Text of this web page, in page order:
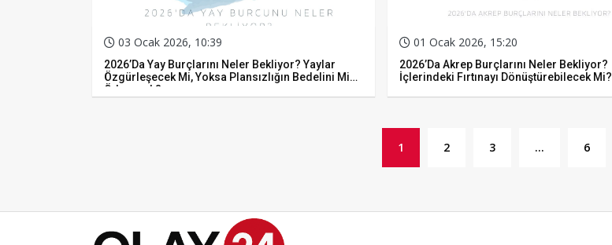
03 Ocak 2026, 10:39
2026’da Yay Burçlarını Neler Bekliyor? Yaylar
Özgürleşecek Mi, Yoksa Plansızlığın Bedelini Mi
Ödeyecek?
01 Ocak 2026, 15:20
2026’da Akrep Burçlarını Neler Bekliyor?
İçlerindeki Fırtınayı Dönüştürebilecek Mi?
1 2 3 … 6